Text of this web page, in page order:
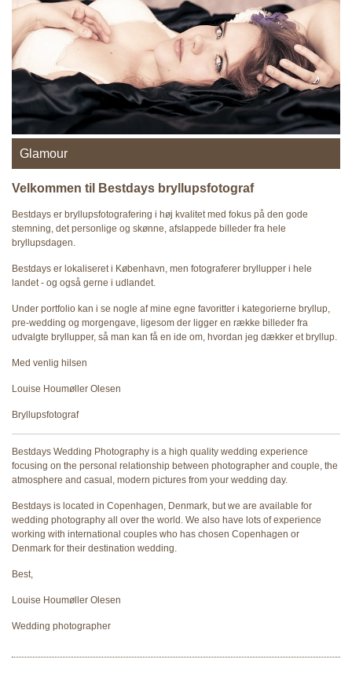
Glamour
Velkommen til Bestdays bryllupsfotograf
Bestdays er bryllupsfotografering i høj kvalitet med fokus på den gode
stemning, det personlige og skønne, afslappede billeder fra hele
bryllupsdagen.
Bestdays er lokaliseret i København, men fotograferer bryllupper i hele
landet - og også gerne i udlandet.
Under portfolio kan i se nogle af mine egne favoritter i kategorierne bryllup,
pre-wedding og morgengave, ligesom der ligger en række billeder fra
udvalgte bryllupper, så man kan få en ide om, hvordan jeg dækker et bryllup.
Med venlig hilsen
Louise Houmøller Olesen
Bryllupsfotograf
Bestdays Wedding Photography is a high quality wedding experience
focusing on the personal relationship between photographer and couple, the
atmosphere and casual, modern pictures from your wedding day.
Bestdays is located in Copenhagen, Denmark, but we are available for
wedding photography all over the world. We also have lots of experience
working with international couples who has chosen Copenhagen or
Denmark for their destination wedding.
Best,
Louise Houmøller Olesen
Wedding photographer